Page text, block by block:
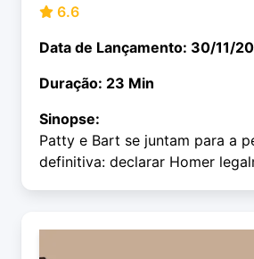
6.6
Data de Lançamento: 30/11/
Duração: 23 Min
Sinopse:
Patty e Bart se juntam para a
definitiva: declarar Homer